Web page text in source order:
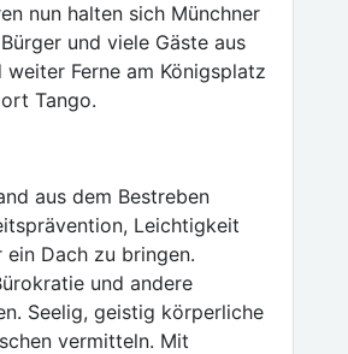
nun halten sich Münchner
und viele Gäste aus
Ferne am Königsplatz
Tango.
aus dem Bestreben
Leichtigkeit
ein Dach zu bringen.
und andere
Seelig, geistig körperliche
vermitteln. Mit